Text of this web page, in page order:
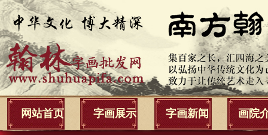
网站首页 字画展示 字画新闻 画院